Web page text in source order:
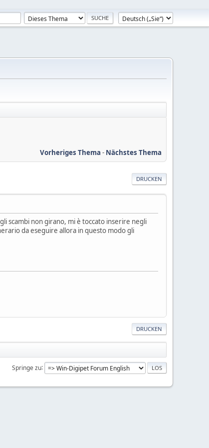
Vorheriges Thema - Nächstes Thema
DRUCKEN
scambi non girano, mi è toccato inserire negli
da eseguire allora in questo modo gli
DRUCKEN
Springe zu